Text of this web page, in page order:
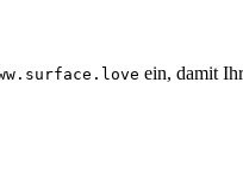
ein, damit